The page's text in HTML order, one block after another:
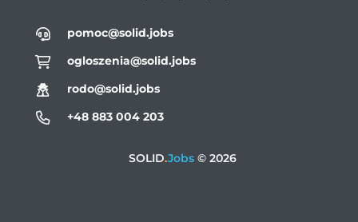
pomoc@solid.jobs
ogloszenia@solid.jobs
rodo@solid.jobs
+48 883 004 203
SOLID.Jobs© 2026